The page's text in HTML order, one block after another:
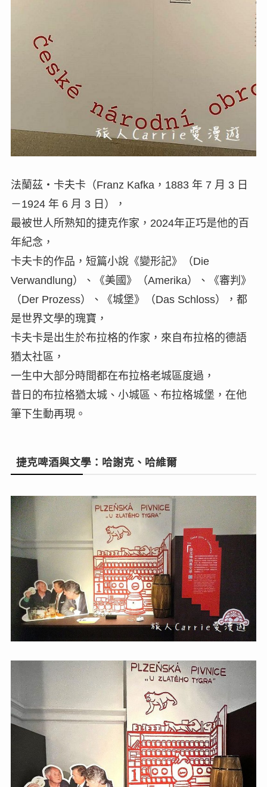
法蘭茲・卡夫卡（Franz Kafka，1883 年 7 月 3 日
－1924 年 6 月 3 日），
最被世人所熟知的捷克作家，2024年正巧是他的百
年紀念，
卡夫卡的作品，短篇小說《變形記》（Die
Verwandlung）、《美國》（Amerika）、《審判》
（Der Prozess）、《城堡》（Das Schloss），都
是世界文學的瑰寶，
卡夫卡是出生於布拉格的作家，來自布拉格的德語
猶太社區，
一生中大部分時間都在布拉格老城區度過，
昔日的布拉格猶太城、小城區、布拉格城堡，在他
筆下生動再現。
捷克啤酒與文學：哈謝克、哈維爾